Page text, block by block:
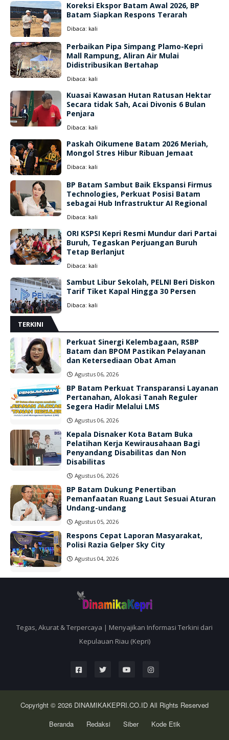
Koreksi Ekspor Batam Awal 2026, BP
Batam Siapkan Respons Terarah
Dibaca: kali
Perbaikan Pipa Simpang Plamo-Kepri
Mall Rampung, Aliran Air Mulai
Didistribusikan Bertahap
Dibaca: kali
Kuasai Kawasan Hutan Ratusan Hektar
Secara tidak Sah, Acai Divonis 6 Bulan
Penjara
Dibaca: kali
Paskah Oikumene Batam 2026 Meriah,
Mongol Stres Hibur Ribuan Jemaat
Dibaca: kali
BP Batam Sambut Baik Ekspansi Firmus
Technologies, Perkuat Posisi Batam
sebagai Hub Infrastruktur AI Regional
Dibaca: kali
ORI KSPSI Kepri Resmi Mundur dari Partai
Buruh, Tegaskan Perjuangan Buruh
Tetap Berlanjut
Dibaca: kali
Sambut Libur Sekolah, PELNI Beri Diskon
Tarif Tiket Kapal Hingga 30 Persen
Dibaca: kali
TERKINI
Perkuat Sinergi Kelembagaan, RSBP
Batam dan BPOM Pastikan Pelayanan
dan Ketersediaan Obat Aman
Agustus 06, 2026
BP Batam Perkuat Transparansi Layanan
Pertanahan, Alokasi Tanah Reguler
Segera Hadir Melalui LMS
Agustus 06, 2026
Kepala Disnaker Kota Batam Buka
Pelatihan Kerja Kewirausahaan Bagi
Penyandang Disabilitas dan Non
Disabilitas
Agustus 06, 2026
BP Batam Dukung Penertiban
Pemanfaatan Ruang Laut Sesuai Aturan
Undang-undang
Agustus 05, 2026
Respons Cepat Laporan Masyarakat,
Polisi Razia Gelper Sky City
Agustus 04, 2026
Tegas, Akurat & Terpercaya | Menyajikan Informasi Terkini dari
Kepulauan Riau (Kepri)
Copyright © 2026 DINAMIKAKEPRI.CO.ID All Rights Reserved
Beranda
Redaksi Siber Kode Etik